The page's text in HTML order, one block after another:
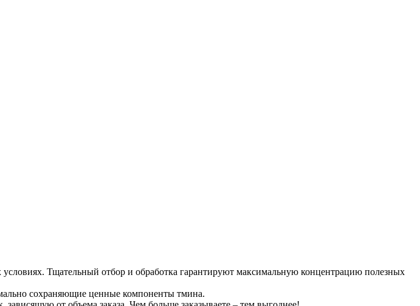
Тщательный отбор и обработка гарантируют максимальную концентрацию полезных
сохраняющие ценные компоненты тмина.